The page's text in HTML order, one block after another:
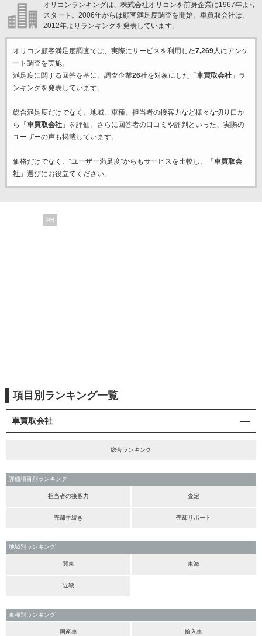
オリコンランキングは、株式会社オリコンを前身企業に1967年より
スタート。2006年からは顧客満足度調査を開始。車買取会社は、
2012年よりランキングを発表しています。
オリコン顧客満足度調査では、実際にサービスを利用した7,269人にアンケ
ート調査を実施。
満足度に関する回答を基に、調査企業26社を対象にした「 車買取会社」ラ
ンキングを発表しています。
総合満足度だけでなく、地域、車種、担当者の接客力など様々な切り口か
ら「 車買取会社」を評価。さらに回答者の口コミや評判といった、実際の
ユーザーの声も掲載しています。
価格だけでなく、“ユーザー満足度”からもサービスを比較し、「 車買取会
社」選びにお役立てください。
PR
項目別ランキング一覧
車買取会社
総合ランキング
評価項目別ランキング
担当者の接客力 査定
売却手続き 売却サポート
地域別ランキング
関東 東海
近畿
車種別ランキング
国産車 輸入車